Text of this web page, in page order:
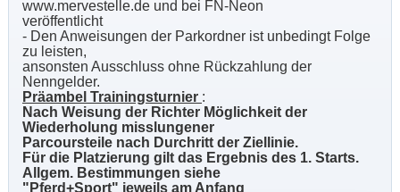
www.mervestelle.de und bei FN-Neon
veröffentlicht
- Den Anweisungen der Parkordner ist unbedingt Folge
zu leisten,
ansonsten Ausschluss ohne Rückzahlung der
Nenngelder.
Präambel Trainingsturnier :
Nach Weisung der Richter Möglichkeit der
Wiederholung misslungener
Parcoursteile nach Durchritt der Ziellinie.
Für die Platzierung gilt das Ergebnis des 1. Starts.
Allgem. Bestimmungen siehe
"Pferd+Sport" jeweils am Anfang